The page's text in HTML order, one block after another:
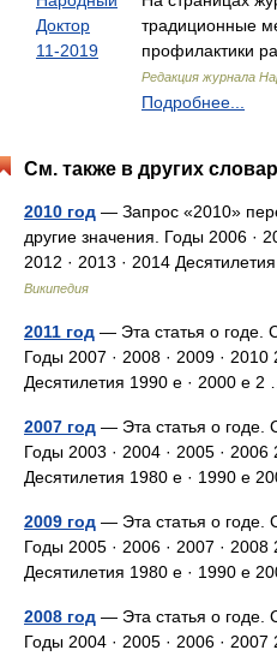
Доктор
11-2019
традиционные
профилактики
Редакция журнала
Подробнее...
См. также в других
2010 год — Запрос «2010»
другие значения. Годы 2006 ·
2012 · 2013 · 2014
Википедия
2011 год — Эта статья о годе.
Годы 2007 · 2008 · 2009 · 2010
Десятилетия 1990 е · 2000 е
2007 год — Эта статья о годе.
Годы 2003 · 2004 · 2005 · 2006
Десятилетия 1980 е · 1990 е
2009 год — Эта статья о годе.
Годы 2005 · 2006 · 2007 · 2008
Десятилетия 1980 е · 1990 е
2008 год — Эта статья о годе.
Годы 2004 · 2005 · 2006 · 2007